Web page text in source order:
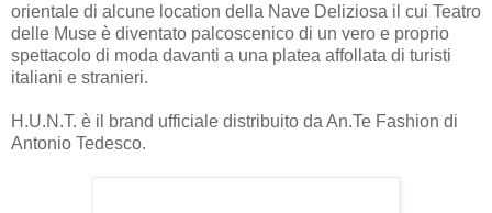
orientale di alcune location della Nave Deliziosa il cui Teatro
delle Muse è diventato palcoscenico di un vero e proprio
spettacolo di moda davanti a una platea affollata di turisti
italiani e stranieri.
H.U.N.T. è il brand ufficiale distribuito da An.Te Fashion di
Antonio Tedesco.